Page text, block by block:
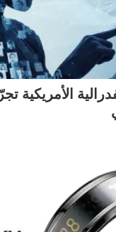
الأمريكية